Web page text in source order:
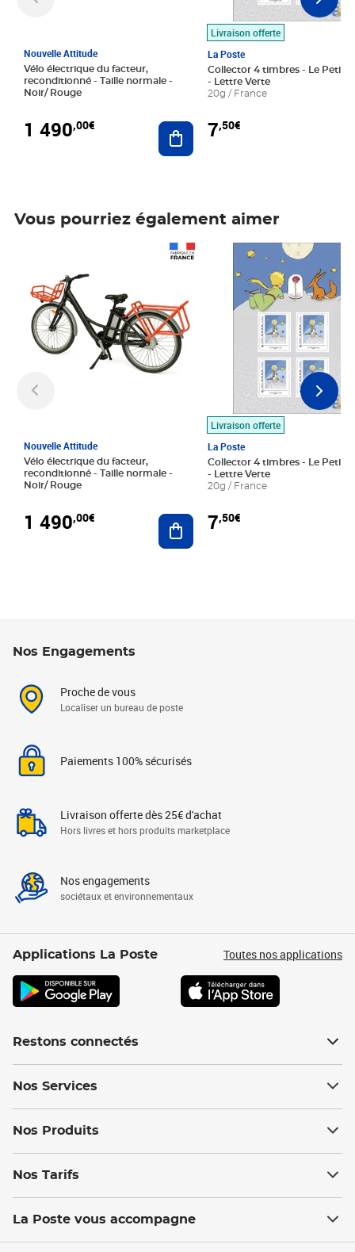
Nouvelle Attitude
Vélo électrique du facteur,
reconditionné - Taille normale -
Noir/ Rouge
1 490,00€ Ajouter au panier
Livraison offerte
La Poste
Collector 4 timbres - Le Petit
- Lettre Verte
20g / France
7,50€
Vous pourriez également aimer
Nouvelle Attitude
Vélo électrique du facteur,
reconditionné - Taille normale -
Noir/ Rouge
1 490,00€ Ajouter au panier
Livraison offerte
La Poste
Collector 4 timbres - Le Petit
- Lettre Verte
20g / France
7,50€
Prix 7,50€
Nos Engagements
Proche de vous
Localiser un bureau de poste
Paiements 100% sécurisés
Livraison offerte dès 25€ d'achat
Hors livres et hors produits marketplace
Nos engagements
sociétaux et environnementaux
Applications La Poste Toutes nos applications
Restons connectés
Nos Services
Nos Produits
Nos Tarifs
La Poste vous accompagne